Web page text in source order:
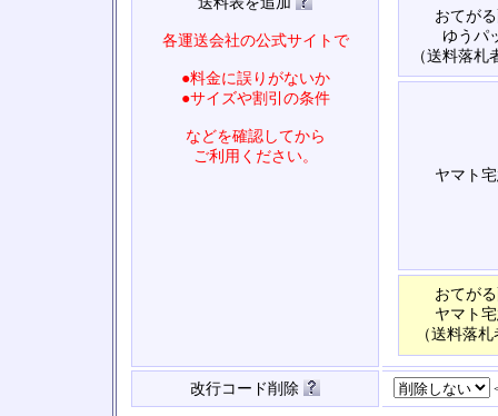
各運送会社の公式サイトで
●料金に誤りがないか
●サイズや割引の条件
などを確認してから
ご利用ください。
おてが
ゆうパ
（送料落札
ヤマト
おてが
ヤマト
（送料落
改行コード削除